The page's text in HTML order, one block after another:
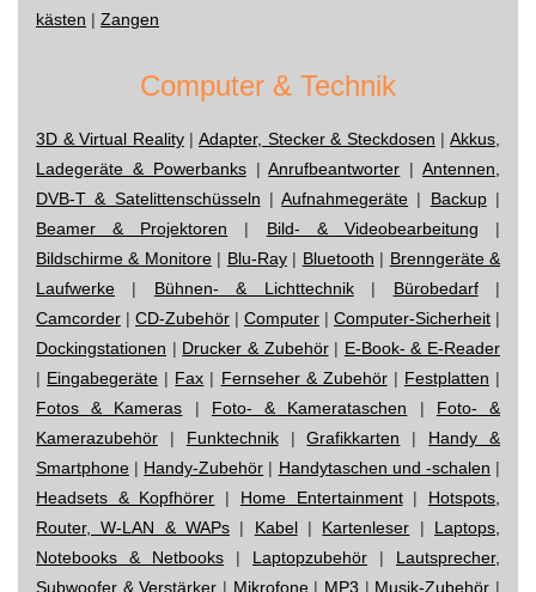
kästen | Zangen
Computer & Technik
3D & Virtual Reality|Adapter, Stecker & Steckdosen |Akkus,
Ladegeräte & Powerbanks|Anrufbeantworter |Antennen,
DVB-T & Satelittenschüsseln |Aufnahmegeräte | Backup|
Beamer & Projektoren | Bild- & Videobearbeitung |
Bildschirme & Monitore| Blu-Ray| Bluetooth | Brenngeräte &
Laufwerke | Bühnen- & Lichttechnik| Bürobedarf|
Camcorder | CD-Zubehör | Computer | Computer-Sicherheit |
Dockingstationen | Drucker & Zubehör| E-Book- & E-Reader
| Eingabegeräte | Fax | Fernseher & Zubehör| Festplatten |
Fotos & Kameras | Foto- & Kamerataschen | Foto- &
Kamerazubehör | Funktechnik|Grafikkarten | Handy &
Smartphone | Handy-Zubehör | Handytaschen und -schalen |
Headsets & Kopfhörer | Home Entertainment| Hotspots,
Router, W-LAN & WAPs | Kabel| Kartenleser | Laptops,
Notebooks & Netbooks | Laptopzubehör | Lautsprecher,
Subwoofer & Verstärker | Mikrofone| MP3 | Musik-Zubehör |